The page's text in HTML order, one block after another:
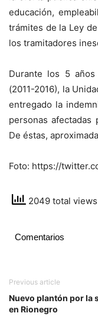
educación,
trámites de la Ley
los tramitadores
Durante los 5
(2011-2016), la
entregado la
personas afectadas
De éstas,
Foto: https://
2049 total views
Comentarios
Previous article
Nuevo plantón por la
en Rionegro